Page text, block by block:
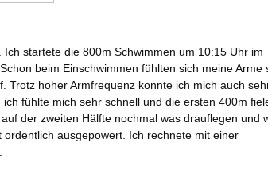
startete die 800m Schwimmen um 10:15 Uhr im
beim Einschwimmen fühlten sich meine Arme
Trotz hoher Armfrequenz konnte ich mich auch
fühlte mich sehr schnell und die ersten 400m
der zweiten Hälfte nochmal was drauflegen und
ausgepowert. Ich rechnete mit einer